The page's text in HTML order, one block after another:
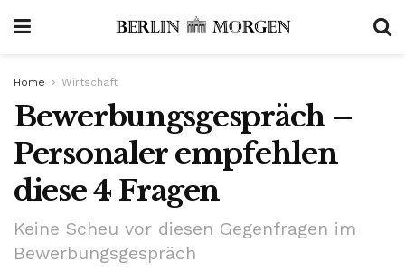
Home Wirtschaft
Bewerbungsgespräch –
Personaler empfehlen
diese 4 Fragen
Keine Scheu vor diesen Gegenfragen im
Bewerbungsgespräch